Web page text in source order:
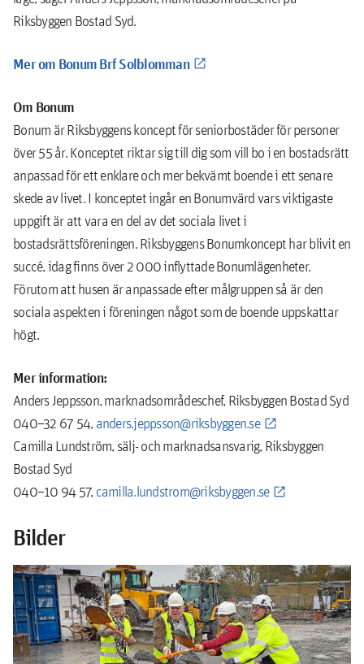
Riksbyggen Bostad Syd.
Mer om Bonum Brf Solblomman
Om Bonum
Bonum är Riksbyggens koncept för seniorbostäder för personer
över 55 år. Konceptet riktar sig till dig som vill bo i en bostadsrätt
anpassad för ett enklare och mer bekvämt boende i ett senare
skede av livet. I konceptet ingår en Bonumvärd vars viktigaste
uppgift är att vara en del av det sociala livet i
bostadsrättsföreningen. Riksbyggens Bonumkoncept har blivit en
succé, idag finns över 2 000 inflyttade Bonumlägenheter.
Förutom att husen är anpassade efter målgruppen så är den
sociala aspekten i föreningen något som de boende uppskattar
högt.
Mer information:
Anders Jeppsson, marknadsområdeschef, Riksbyggen Bostad Syd
040–32 67 54, anders.jeppsson@riksbyggen.se
Camilla Lundström, sälj- och marknadsansvarig, Riksbyggen
Bostad Syd
040–10 94 57, camilla.lundstrom@riksbyggen.se
Bilder